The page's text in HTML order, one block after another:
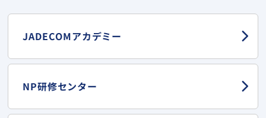
JADECOMアカデミー
NP研修センター